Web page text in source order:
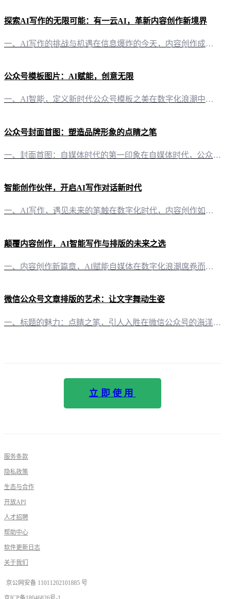
探索AI写作的无限可能：有一云AI，革新内容创作新境界
一、AI写作的挑战与机遇在信息爆炸的今天，内容创作成为自媒体运营的核心竞争力。然而，面对日益增长的内容需求，传统的写作方式逐渐显露出其局限性。这时，AI写作应运而生，为创作者们带来了一道全新的解题思路。 二、有一云AI：智能化写作助手，轻松应对创作难题 1. 自动化创作，效率翻倍“有一云AI”以其卓越的AI智能写作技术，能够帮助创作者迅速生成高质量的文章。无论是公众号、头条号还是小红书等自媒体平
公众号模板图片：AI赋能，创意无限
一、AI智能，定义新时代公众号模板之美在数字化浪潮中，公众号作为信息传播的重要渠道，其模板图片的设计往往承载着品牌形象和内容风格。而“有一云AI”的出现，为这一领域带来了颠覆性的变革。 二、千款模板，满足个性化需求“有一云AI”在内容排版方面，提供了包含标题、内容、图文、分隔、引导五大类的数千款装修皮肤。这些模板不仅设计精美，更符合不同公众号的个性化和专业化需求。 三、多平台适配，一应俱全在内容
公众号封面首图：塑造品牌形象的点睛之笔
一、封面首图：自媒体时代的第一印象在自媒体时代，公众号封面首图不仅是内容的载体，更是品牌形象的第一道门面。它以其独特的视觉冲击力，在众多公众号中脱颖而出，为读者留下深刻的印象。 二、有一云AI：智能打造，提升视觉效果 1. 数千款装修皮肤，定制化设计“有一云AI”提供包含标题、内容、图文、分隔、引导五大类数千款装修皮肤，满足不同风格和主题的需求。无论是简约大气，还是清新活泼，都能在这里找到合适的
智能创作伙伴，开启AI写作对话新时代
一、AI写作，遇见未来的笔触在数字化时代，内容创作如同繁星点点，熠熠生辉。然而，创意的火花往往伴随着繁重的劳动。此时，有一云AI——这款创新型AI智能写作+排版软件，犹如一位贴心的助手，引领我们步入智能创作的殿堂。 二、AI排版，美轮美奂的视觉盛宴内容排版，是展现文章魅力的重要环节。有一云AI深知其道，提供数千款装修皮肤，涵盖标题、内容、图文、分隔、引导等五大类，为自媒体创作者打造美轮美奂的视觉
颠覆内容创作，AI智能写作与排版的未来之选
一、内容创作新篇章，AI赋能自媒体在数字化浪潮席卷而来的今天，内容创作已成为自媒体竞争的核心要素。有一云AI应运而生，为创作者们带来了前所未有的智能写作与排版体验。 二、排版之美，千款皮肤任君选择内容排版，是决定一篇好文能否吸引读者的关键。有一云AI提供数千款装修皮肤，涵盖标题、内容、图文、分隔、引导等五大类别，满足不同场景下的个性化需求。 三、跨平台创作，有一云覆盖多家自媒体平台无论是公众号、
微信公众号文章排版的艺术：让文字舞动生姿
一、标题的魅力：点睛之笔，引人入胜在微信公众号的海洋中，标题如同灯塔，指引着读者的目光。一个吸引人的标题，是文章成功的一半。使用“有一云AI”智能写作工具，你可以轻松生成新颖、独特的标题，让读者一见倾心。 二、内容排版：色彩的交响，图文的融合文章的排版，如同音乐的旋律，需要和谐与节奏。在“有一云AI”中，你将发现数千款装修皮肤，涵盖标题、内容、图文、分隔、引导等五大类，每一款都是精心设计，只为提
立即使用
服务条款
隐私政策
生态与合作
开放API
人才招聘
帮助中心
软件更新日志
关于我们
京公网安备 11011202101885 号